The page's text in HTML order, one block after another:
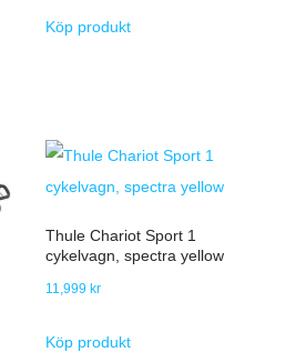
Köp produkt
Thule Chariot Sport 1
cykelvagn, spectra yellow
11,999kr
Köp produkt